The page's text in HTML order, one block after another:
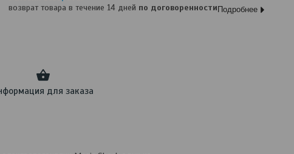
возврат товара в течение 14 дней по договоренности Подробнее
для заказа